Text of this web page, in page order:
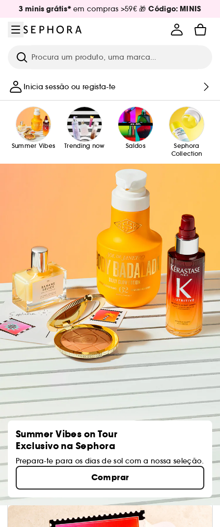
Ir para o menu
Ir para o conteúdo principal
Ir para o rodapé
3 minis grátis* em compras >59€ 🎁Código: MINIS
Pesquisar
Inicia sessão ou regista-te
Summer Vibes Trending now Saldos
Sephora
Collection
Summer Vibes on Tour
Exclusivo na Sephora
Prepara-te para os dias de sol com a nossa seleção.
Comprar